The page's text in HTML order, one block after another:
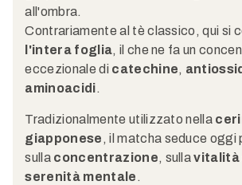
all'ombra.
Contrariamente al tè classico, qui si
l'intera foglia, il che ne fa un
eccezionale di catechine,
aminoacidi.
Tradizionalmente utilizzato nella
giapponese, il matcha seduce oggi
sulla concentrazione, sullavitalità
serenità mentale.